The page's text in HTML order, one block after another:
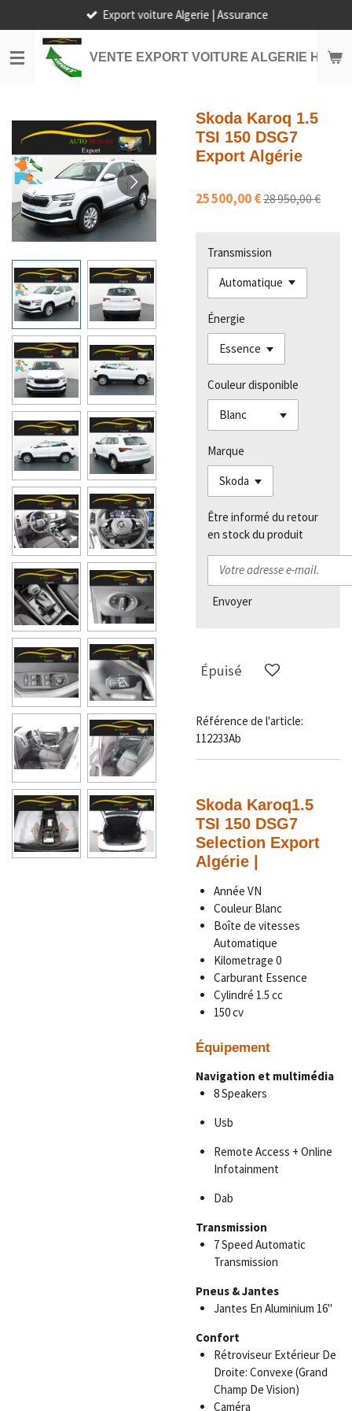
au
contenu
principal
VENTE EXPORT VOITURE ALGERIE HORS
Export voiture Algerie | Assurance
Skoda Karoq 1.5
TSI 150 DSG7
Export Algérie
25 500,00 €28 950,00 €
Transmission
Énergie
Couleur disponible
Marque
Être informé du retour
en stock du produit
Envoyer
Épuisé
Référence de l'article:
112233Ab
Skoda Karoq1.5
TSI 150 DSG7
Selection Export
Algérie |
Année VN
CouleurBlanc
Boîte de vitesses
Automatique
Kilometrage 0
Carburant Essence
Cylindré 1.5 cc
150 cv
Équipement
Navigation et multimédia
8 Speakers
Usb
Remote Access + Online
Infotainment
Dab
Transmission
7 Speed Automatic
Transmission
Pneus &Jantes
Jantes En Aluminium 16"
Confort
Rétroviseur Extérieur De
Droite: Convexe (Grand
Champ De Vision)
Caméra